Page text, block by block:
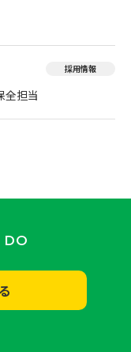
採用情報
全担当
DO